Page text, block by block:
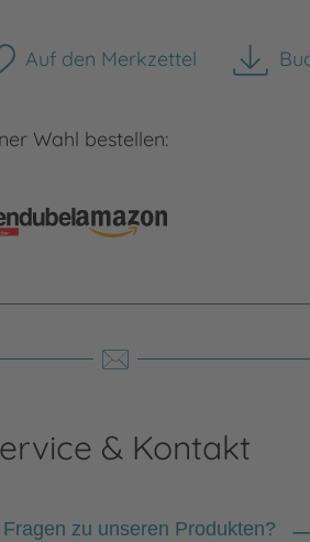
Auf den Merkzettel
Wahl bestellen:
& Kontakt
zu unseren Produkten?
Höck